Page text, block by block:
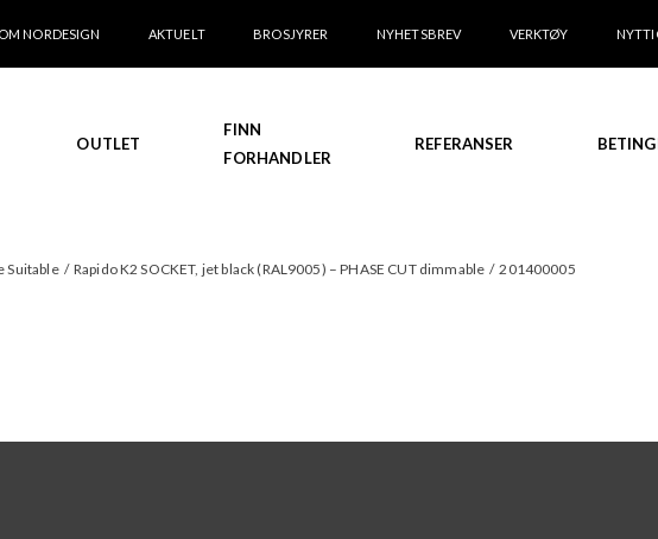
OM NORDESIGN AKTUELT BROSJYRER NYHETSBREV VERKTØY
OUTLET
FINN
FORHANDLER
REFERANSER
Suitable / Rapido K2 SOCKET, jet black (RAL9005) – PHASE CUT dimmable / 201400005